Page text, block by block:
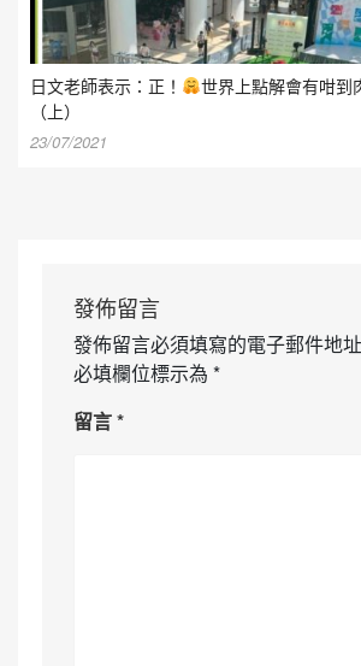
日文老師表示：正！
世界上點解會有咁到
（上）
23/07/2021
發佈留言
發佈留言必須填寫的電子郵件地
必填欄位標示為 *
留言*